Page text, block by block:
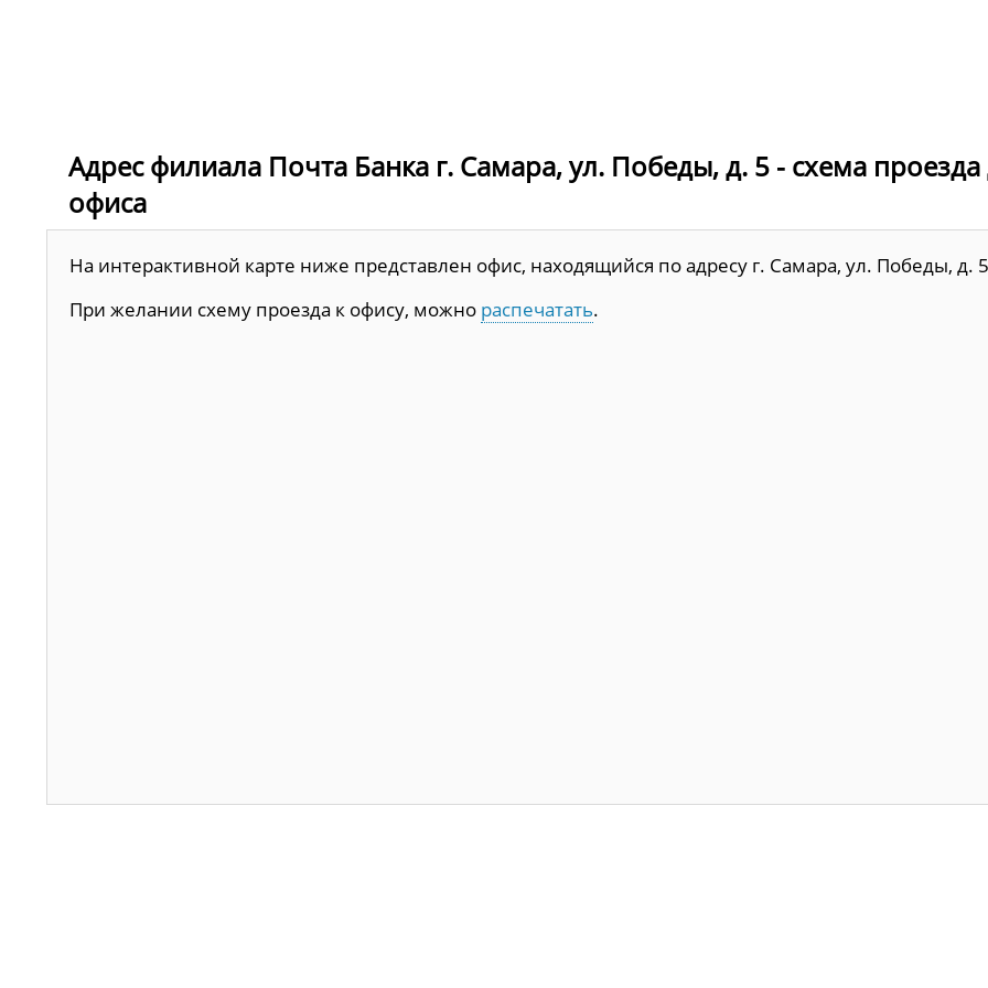
Адрес филиала Почта Банка г. Самара, ул. Победы, д. 5 - схема
офиса
На интерактивной карте ниже представлен офис, находящийся по адресу г. Самара, ул. Победы, д.
При желании схему проезда к офису, можно распечатать.